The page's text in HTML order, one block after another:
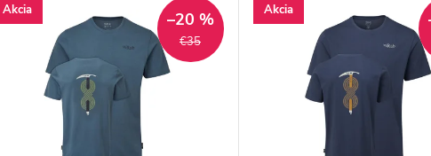
Akcia
€35
–20 % Akcia